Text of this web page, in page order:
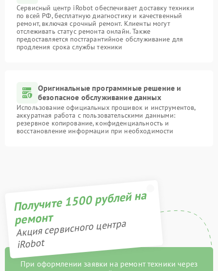
Сервисный центр iRobot обеспечивает доставку техники
по всей РФ, бесплатную диагностику и качественный
ремонт, включая срочный ремонт. Клиенты могут
отслеживать статус ремонта онлайн. Также
предоставляется постгарантийное обслуживание для
продления срока службы техники
Оригинальные программные решение и
безопасное обслуживание данных
Использование официальных прошивок и инструментов,
аккуратная работа с пользовательскими данными:
резервное копирование, конфиденциальность и
восстановление информации при необходимости
Получите 1500 рублей на
ремонт
Акция сервисного центра
iRobot
При оформлении заявки на ремонт техники через